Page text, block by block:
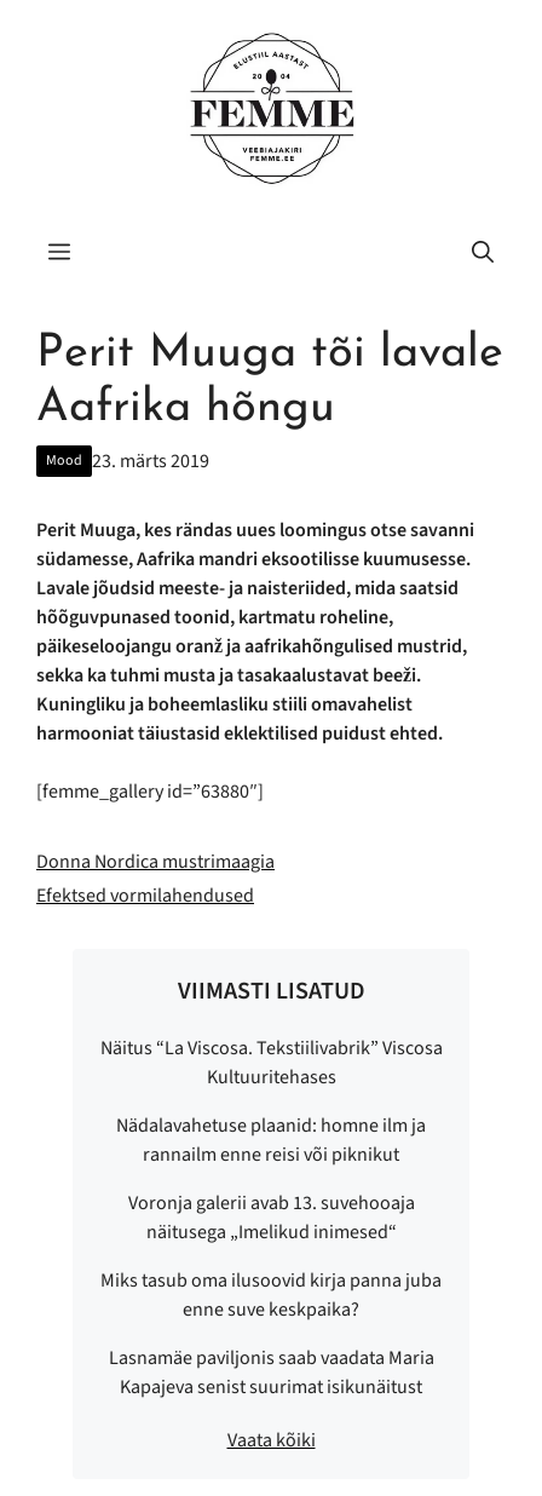
Menüü
Perit Muuga tõi lavale
Aafrika hõngu
Mood 23. märts 2019
Perit Muuga, kes rändas uues loomingus otse savanni
südamesse, Aafrika mandri eksootilisse kuumusesse.
Lavale jõudsid meeste- ja naisteriided, mida saatsid
hõõguvpunased toonid, kartmatu roheline,
päikeseloojangu oranž ja aafrikahõngulised mustrid,
sekka ka tuhmi musta ja tasakaalustavat beeži.
Kuningliku ja boheemlasliku stiili omavahelist
harmooniat täiustasid eklektilised puidust ehted.
[femme_gallery id=”63880″]
Donna Nordica mustrimaagia
Efektsed vormilahendused
VIIMASTI LISATUD
Näitus “La Viscosa. Tekstiilivabrik” Viscosa
Kultuuritehases
Nädalavahetuse plaanid: homne ilm ja
rannailm enne reisi või piknikut
Voronja galerii avab 13. suvehooaja
näitusega „Imelikud inimesed“
Miks tasub oma ilusoovid kirja panna juba
enne suve keskpaika?
Lasnamäe paviljonis saab vaadata Maria
Kapajeva senist suurimat isikunäitust
Vaata kõiki